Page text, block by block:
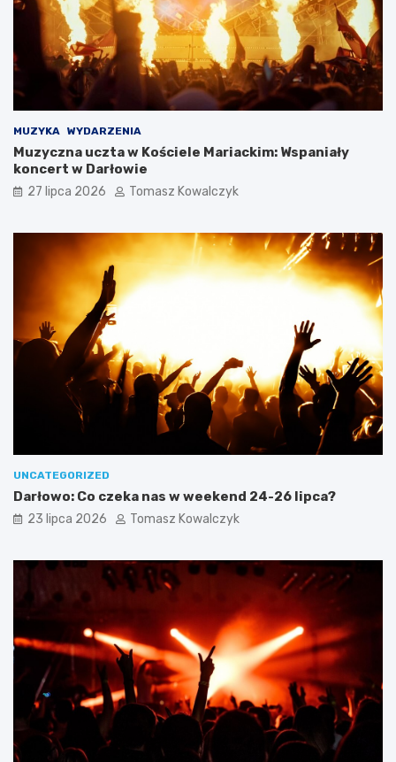
MUZYKA WYDARZENIA
Muzyczna uczta w Kościele Mariackim: Wspaniały
koncert w Darłowie
27 lipca 2026 Tomasz Kowalczyk
UNCATEGORIZED
Darłowo: Co czeka nas w weekend 24-26 lipca?
23 lipca 2026 Tomasz Kowalczyk